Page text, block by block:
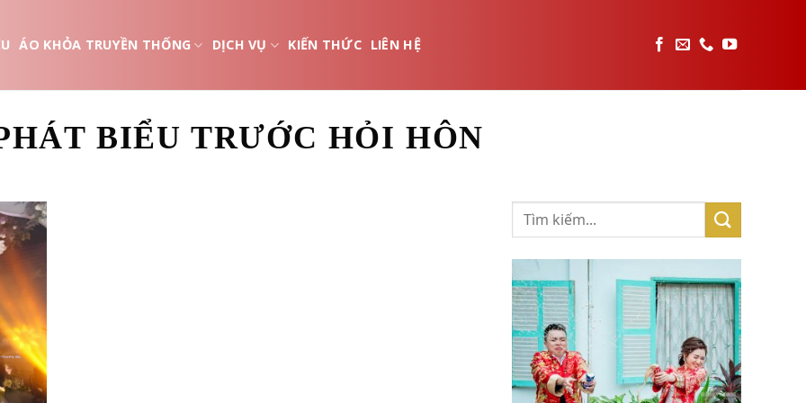
ÁO KHỎA TRUYỀN THỐNG DỊCH VỤ KIẾN THỨC LIÊN HỆ
BIỂU TRƯỚC HỎI HÔN